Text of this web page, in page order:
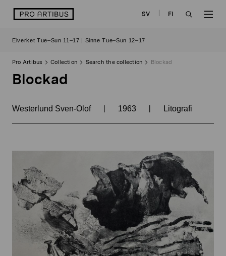
logo SV
FI
Elverket Tue–Sun 11–17 | Sinne Tue–Sun 12–17
Pro Artibus Collection Search the collection Blockad
Blockad
Westerlund Sven-Olof | 1963 | Litografi